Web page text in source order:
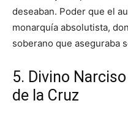
deseaban. Poder que el
monarquía absolutista,
soberano que aseguraba
5. Divino
de la Cruz